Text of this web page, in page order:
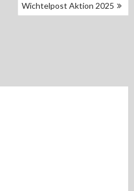
Wichtelpost Aktion 2025